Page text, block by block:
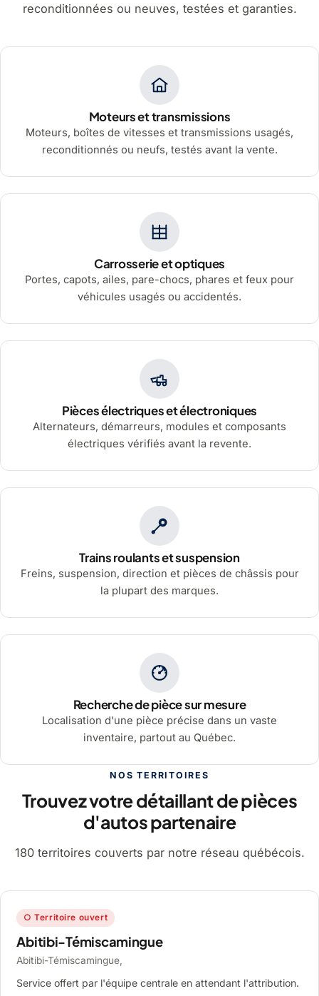
reconditionnées ou neuves, testées et garanties.
Moteurs et transmissions
Moteurs, boîtes de vitesses et transmissions usagés,
reconditionnés ou neufs, testés avant la vente.
Carrosserie et optiques
Portes, capots, ailes, pare-chocs, phares et feux pour
véhicules usagés ou accidentés.
Pièces électriques et électroniques
Alternateurs, démarreurs, modules et composants
électriques vérifiés avant la revente.
Trains roulants et suspension
Freins, suspension, direction et pièces de châssis pour
la plupart des marques.
Recherche de pièce sur mesure
Localisation d'une pièce précise dans un vaste
inventaire, partout au Québec.
NOS TERRITOIRES
Trouvez votre détaillant de pièces
d'autos partenaire
180 territoires couverts par notre réseau québécois.
○ Territoire ouvert
Abitibi-Témiscamingue
Abitibi-Témiscamingue,
Service offert par l'équipe centrale en attendant l'attribution.